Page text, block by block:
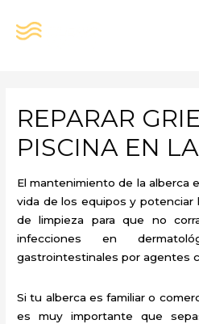
REPARAR
PISCINA EN
El mantenimiento de la alberca
vida de los equipos y potenciar
de limpieza para que no
infecciones en
gastrointestinales por agentes
Si tu alberca es familiar o
es muy importante que